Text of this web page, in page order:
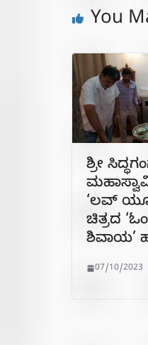
You
ಶ್ರೀ
‘ಲವ್‍ ಯೂ
ಚಿತ್ರದ
ಶಿವಾಯ’
07/10/2023